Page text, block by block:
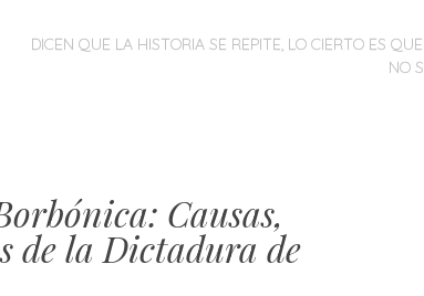
MENÚ
DICEN QUE LA HISTORIA SE REPITE, LO CIERTO ES
NO
Causas,
de la Dictadura de